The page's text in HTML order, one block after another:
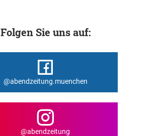
Folgen Sie uns auf:
@abendzeitung.muenchen
@abendzeitung